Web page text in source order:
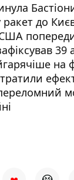
ракет до
39
на